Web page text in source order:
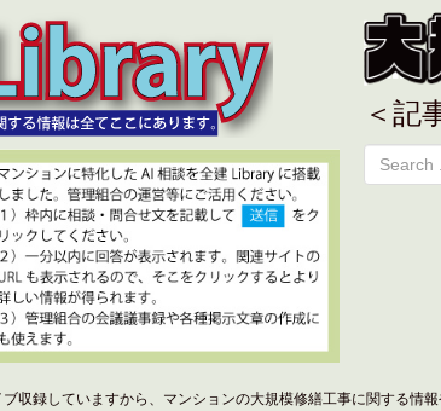
＜記
収録していますから、マンションの大規模修繕工事に関する